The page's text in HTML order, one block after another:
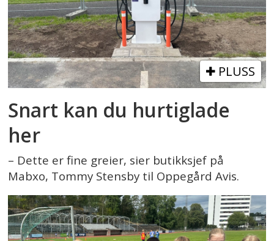
PLUSS
Snart kan du hurtiglade
her
– Dette er fine greier, sier butikksjef på
Mabxo, Tommy Stensby til Oppegård Avis.